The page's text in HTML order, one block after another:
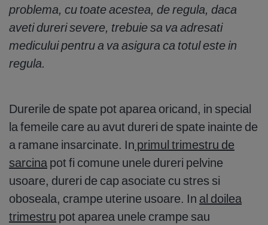
problema, cu toate acestea, de regula, daca
aveti dureri severe, trebuie sa va adresati
medicului pentru a va asigura ca totul este in
regula.
Durerile de spate pot aparea oricand, in special
la femeile care au avut dureri de spate inainte de
a ramane insarcinate. In primul trimestru de
sarcina pot fi comune unele dureri pelvine
usoare, dureri de cap asociate cu stres si
oboseala, crampe uterine usoare. In al doilea
trimestru pot aparea unele crampe sau